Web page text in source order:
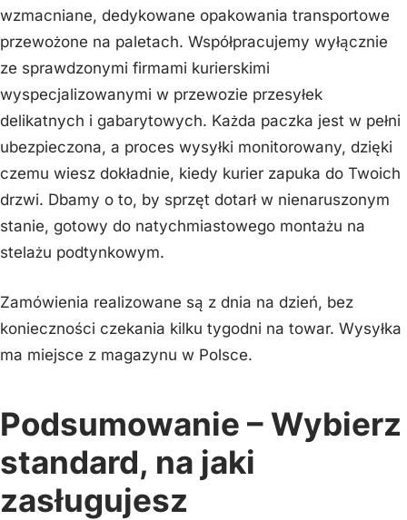
wzmacniane, dedykowane opakowania transportowe
przewożone na paletach. Współpracujemy wyłącznie
ze sprawdzonymi firmami kurierskimi
wyspecjalizowanymi w przewozie przesyłek
delikatnych i gabarytowych. Każda paczka jest w pełni
ubezpieczona, a proces wysyłki monitorowany, dzięki
czemu wiesz dokładnie, kiedy kurier zapuka do Twoich
drzwi. Dbamy o to, by sprzęt dotarł w nienaruszonym
stanie, gotowy do natychmiastowego montażu na
stelażu podtynkowym.
Zamówienia realizowane są z dnia na dzień, bez
konieczności czekania kilku tygodni na towar. Wysyłka
ma miejsce z magazynu w Polsce.
Podsumowanie – Wybierz
standard, na jaki
zasługujesz